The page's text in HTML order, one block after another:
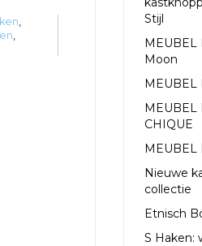
,
,
Stijl
MEUBEL
Moon
MEUBEL
MEUBEL
CHIQUE
MEUBEL
Nieuwe
collectie
Etnisch
S Haken: